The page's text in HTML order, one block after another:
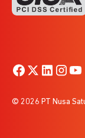
© 2026 PT Nusa